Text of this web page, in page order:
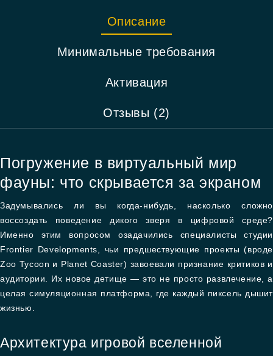
Описание
Минимальные требования
Активация
Отзывы (2)
Погружение в виртуальный мир
фауны: что скрывается за экраном
Задумывались ли вы когда-нибудь, насколько сложно
воссоздать поведение дикого зверя в цифровой среде?
Именно этим вопросом озадачились специалисты студии
Frontier Developments, чьи предшествующие проекты (вроде
Zoo Tycoon и Planet Coaster) завоевали признание критиков и
аудитории. Их новое детище — это не просто развлечение, а
целая симуляционная платформа, где каждый пиксель дышит
жизнью.
Архитектура игровой вселенной